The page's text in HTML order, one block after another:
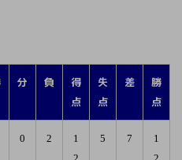
分 負
得
点
失
点
差
勝
点
0 2
1
5 7
1